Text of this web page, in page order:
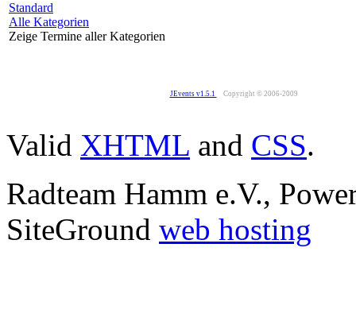
Standard
Alle Kategorien
Zeige Termine aller Kategorien
JEvents v1.5.1 Copyright © 2006-2009
Valid XHTML and CSS.
Radteam Hamm e.V.,
SiteGround web hosting